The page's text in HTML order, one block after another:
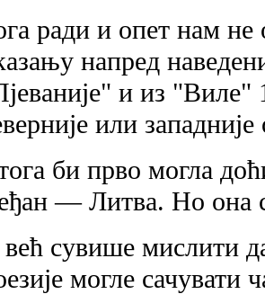
ради и опет нам не
напред
и из "Виле"
или
би прво могла
— Литва. Но она
сувише мислити
могле сачувати